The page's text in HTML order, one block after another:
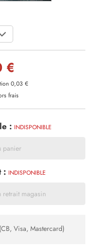
€
0,03 €
frais
: INDISPONIBLE
panier
: INDISPONIBLE
magasin
Visa, Mastercard)